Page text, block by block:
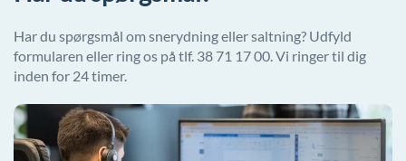
Har du spørgsmål om snerydning eller saltning? Udfyld
formularen eller ring os på tlf. 38 71 17 00. Vi ringer til dig
inden for 24 timer.